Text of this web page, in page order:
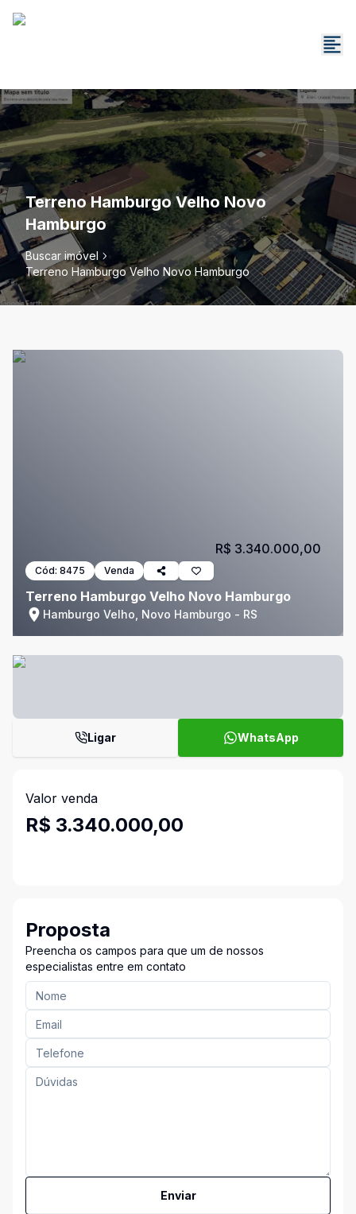
Terreno Hamburgo Velho Novo
Hamburgo
Buscar imóvel
Terreno Hamburgo Velho Novo Hamburgo
Cód: 8475 Venda
Terreno Hamburgo Velho Novo Hamburgo
Hamburgo Velho, Novo Hamburgo - RS
R$ 3.340.000,00
Ligar WhatsApp
Valor venda
R$ 3.340.000,00
Proposta
Preencha os campos para que um de nossos
especialistas entre em contato
Enviar